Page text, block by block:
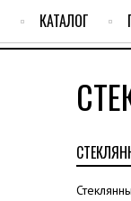
КАТАЛОГ